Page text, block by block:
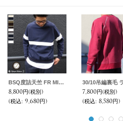
BSQ度詰天竺 FR MILITARY ラインスウェット【MADE IN JAPAN】『日本製』/ Upscape Audience
8,800円(税別)
(税込: 9,680円)
7,800円(税別)
(税込: 8,580円)